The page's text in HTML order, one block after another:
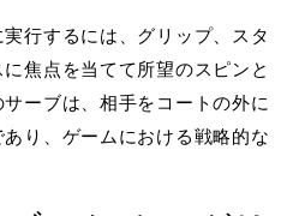
行するには、グリップ、スタ
焦点を当てて所望のスピンと
ーブは、相手をコートの外に
り、ゲームにおける戦略的な